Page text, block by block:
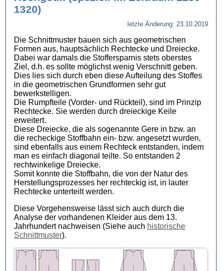
1320)
letzte Änderung: 23.10.2019
Die Schnittmuster bauen sich aus geometrischen
Formen aus, hauptsächlich Rechtecke und Dreiecke.
Dabei war damals die Stoffersparnis stets oberstes
Ziel, d.h. es sollte möglichst wenig Verschnitt geben.
Dies lies sich durch eben diese Aufteilung des Stoffes
in die geometrischen Grundformen sehr gut
bewerkstelligen.
Die Rumpfteile (Vorder- und Rückteil), sind im Prinzip
Rechtecke. Sie werden durch dreieckige Keile
erweitert.
Diese Dreiecke, die als sogenannte Gere in bzw. an
die recheckige Stoffbahn ein- bzw. angesetzt wurden,
sind ebenfalls aus einem Rechteck entstanden, indem
man es einfach diagonal teilte. So entstanden 2
rechtwinkelige Dreiecke.
Somit konnte die Stoffbahn, die von der Natur des
Herstellungsprozesses her rechteckig ist, in lauter
Rechtecke unterteilt werden.
Diese Vorgehensweise lässt sich auch durch die
Analyse der vorhandenen Kleider aus dem 13.
Jahrhundert nachweisen (Siehe auch historische
Schnittmuster).